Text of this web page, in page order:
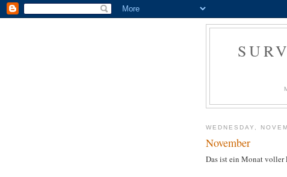
WEDNESDAY,
November
Das ist ein Monat voller